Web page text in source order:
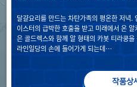
달걀요리를 만드는 차탄가족의 평온한 저녁
이스터의 급박한 호출을 받고 미래에서 온
은 골드렉스와 함께 알 형태의 카봇 티라쿵
라인일당의 손에 들어가게 되는데…
작품상